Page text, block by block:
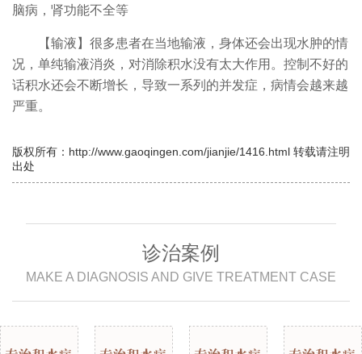
脑病，肾功能不全等
【输液】很多患者在当地输液，身体还会出现水肿的情
况，单纯输液消炎，对消除积水没有太大作用。控制不好的
话积水还会不断增长，导致一系列的并发症，病情会越来越
严重。
版权所有：http://www.gaoqingen.com/jianjie/1416.html 转载请注明
出处
诊治案例
MAKE A DIAGNOSIS AND GIVE TREATMENT CASE